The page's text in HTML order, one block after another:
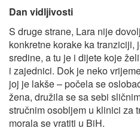
Dan vidljivosti
S druge strane, Lara nije
konkretne korake ka tranziciji,
sredine, a tu je i dijete koje
i zajednici. Dok je neko
joj je lakše – počela se
žena, družila se sa sebi
stručnim osobljem u klinici za
morala se vratiti u BiH.